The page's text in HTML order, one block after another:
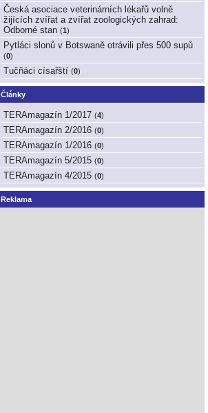
Česká asociace veterinárních lékařů volně
žijících zvířat a zvířat zoologických zahrad:
Odborné stan (1)
Pytláci slonů v Botswaně otrávili přes 500 supů
(0)
Tučňáci císařští (0)
Články
TERAmagazín 1/2017 (4)
TERAmagazín 2/2016 (0)
TERAmagazín 1/2016 (0)
TERAmagazín 5/2015 (0)
TERAmagazín 4/2015 (0)
Reklama